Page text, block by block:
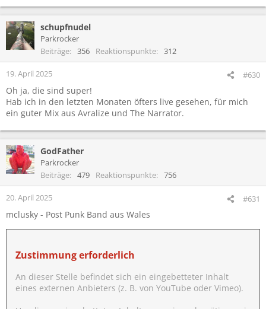
steil
Zustimmung erforderlich
An dieser Stelle befindet sich ein eingebetteter Inhalt eines
externen Anbieters (z. B. von YouTube oder Vimeo).
Um diesen eingebetteten Inhalt anzuzeigen, benötigen wir
deine Zustimmung zum Setzen von Drittanbieter-Cookies.
Weitere Informationen findest du in der
Datenschutzerklärung
Drittanbieter-Cookies akzeptieren
schupfnudel
Parkrocker
Beiträge
356 Reaktionspunkte 312
19. April 2025 #630
Oh ja, die sind super!
Hab ich in den letzten Monaten öfters live gesehen, für mich
ein guter Mix aus Avralize und The Narrator.
GodFather
Parkrocker
Beiträge
479 Reaktionspunkte 756
20. April 2025 #631
mclusky - Post Punk Band aus Wales
Zustimmung erforderlich
An dieser Stelle befindet sich ein eingebetteter Inhalt
eines externen Anbieters (z. B. von YouTube oder Vimeo).